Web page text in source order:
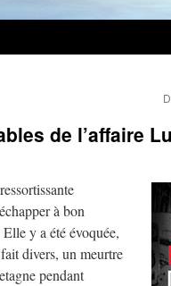
de l’affaire
à bon
y a été évoquée,
divers, un meurtre
pendant